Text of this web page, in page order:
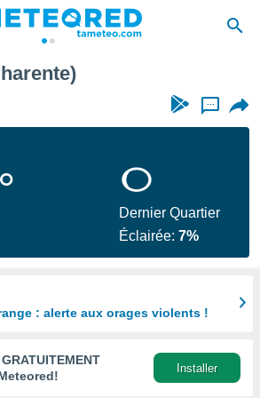
...
Dernier Quartier
Éclairée:7%
: alerte aux orages violents !
GRATUITEMENT
Installer